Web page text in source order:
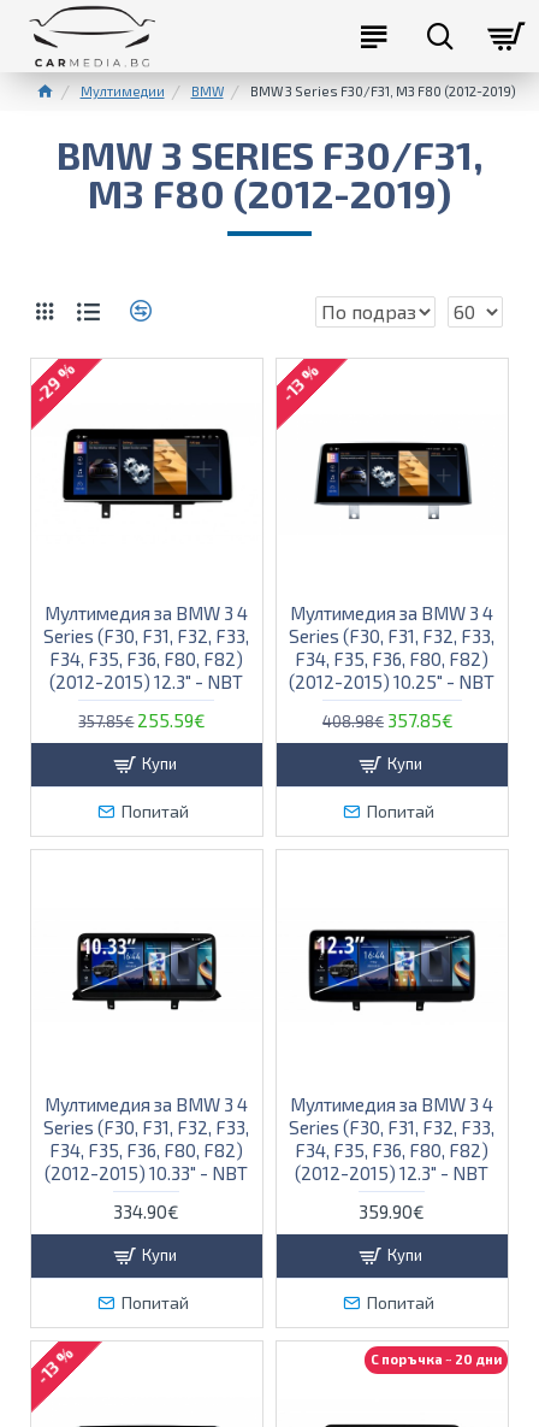
Мултимедии BMW BMW 3 Series F30/F31, M3 F80 (2012-2019)
BMW 3 SERIES F30/F31,
M3 F80 (2012-2019)
-29 %
Мултимедия за BMW 3 4
Series (F30, F31, F32, F33,
F34, F35, F36, F80, F82)
(2012-2015) 12.3″ - NBT
357.85€ 255.59€
Купи
Попитай
-13 %
Мултимедия за BMW 3 4
Series (F30, F31, F32, F33,
F34, F35, F36, F80, F82)
(2012-2015) 10.25" - NBT
408.98€ 357.85€
Купи
Попитай
Мултимедия за BMW 3 4
Series (F30, F31, F32, F33,
F34, F35, F36, F80, F82)
(2012-2015) 10.33" - NBT
334.90€
Купи
Попитай
Мултимедия за BMW 3 4
Series (F30, F31, F32, F33,
F34, F35, F36, F80, F82)
(2012-2015) 12.3" - NBT
359.90€
Купи
Попитай
-13 % С поръчка ~ 20 дни